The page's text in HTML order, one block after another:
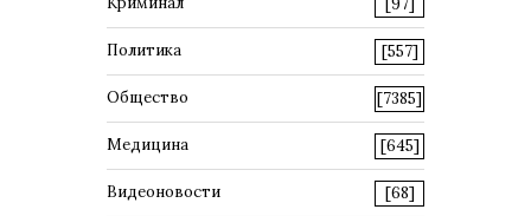
[97]
Политика [557]
Общество [7385]
Медицина [645]
Видеоновости [68]